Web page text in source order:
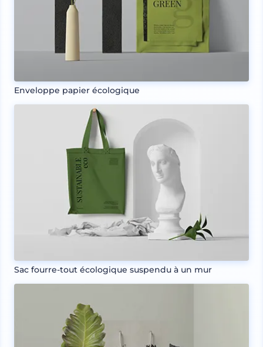
Enveloppe papier écologique
Sac fourre-tout écologique suspendu à un mur